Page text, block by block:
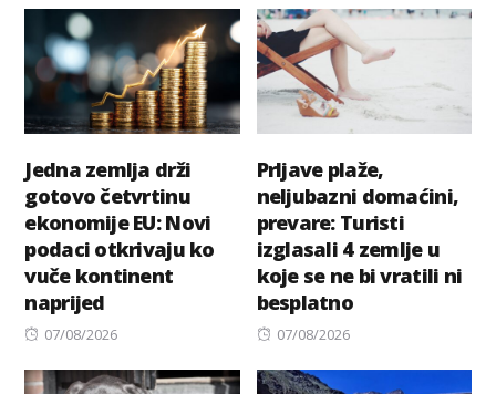
Jedna zemlja drži
gotovo četvrtinu
ekonomije EU: Novi
podaci otkrivaju ko
vuče kontinent
naprijed
Posted
07/08/2026
Prljave plaže,
neljubazni domaćini,
prevare: Turisti
izglasali 4 zemlje u
koje se ne bi vratili ni
besplatno
Posted
07/08/2026